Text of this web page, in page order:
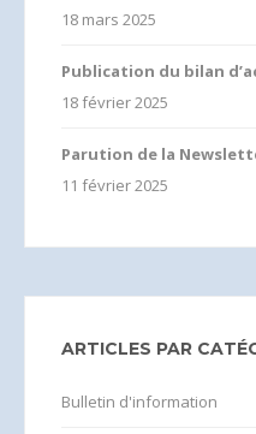
18 mars 2025
Publication du bilan
18 février 2025
Parution de la
11 février 2025
ARTICLES PAR
Bulletin d'information